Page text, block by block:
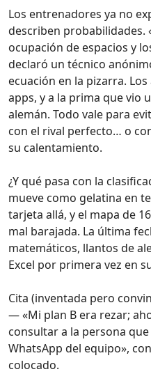
Los entrenadores ya no
describen probabilidades.
ocupación de espacios y
declaró un técnico
ecuación en la pizarra.
apps, y a la prima que vio
alemán. Todo vale para
con el rival perfecto… o
su calentamiento.
¿Y qué pasa con la
mueve como gelatina en
tarjeta allá, y el mapa de
mal barajada. La última
matemáticos, llantos de
Excel por primera vez en
Cita (inventada pero
— «Mi plan B era rezar;
consultar a la persona
WhatsApp del equipo»,
colocado.